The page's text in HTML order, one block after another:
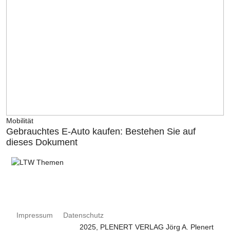
Mobilität
Gebrauchtes E-Auto kaufen: Bestehen Sie auf
dieses Dokument
Impressum
Datenschutz
2025, PLENERT VERLAG Jörg A. Plenert